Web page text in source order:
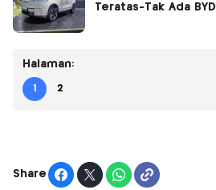
Teratas-Tak Ada BYD
Halaman:
1 2
Share